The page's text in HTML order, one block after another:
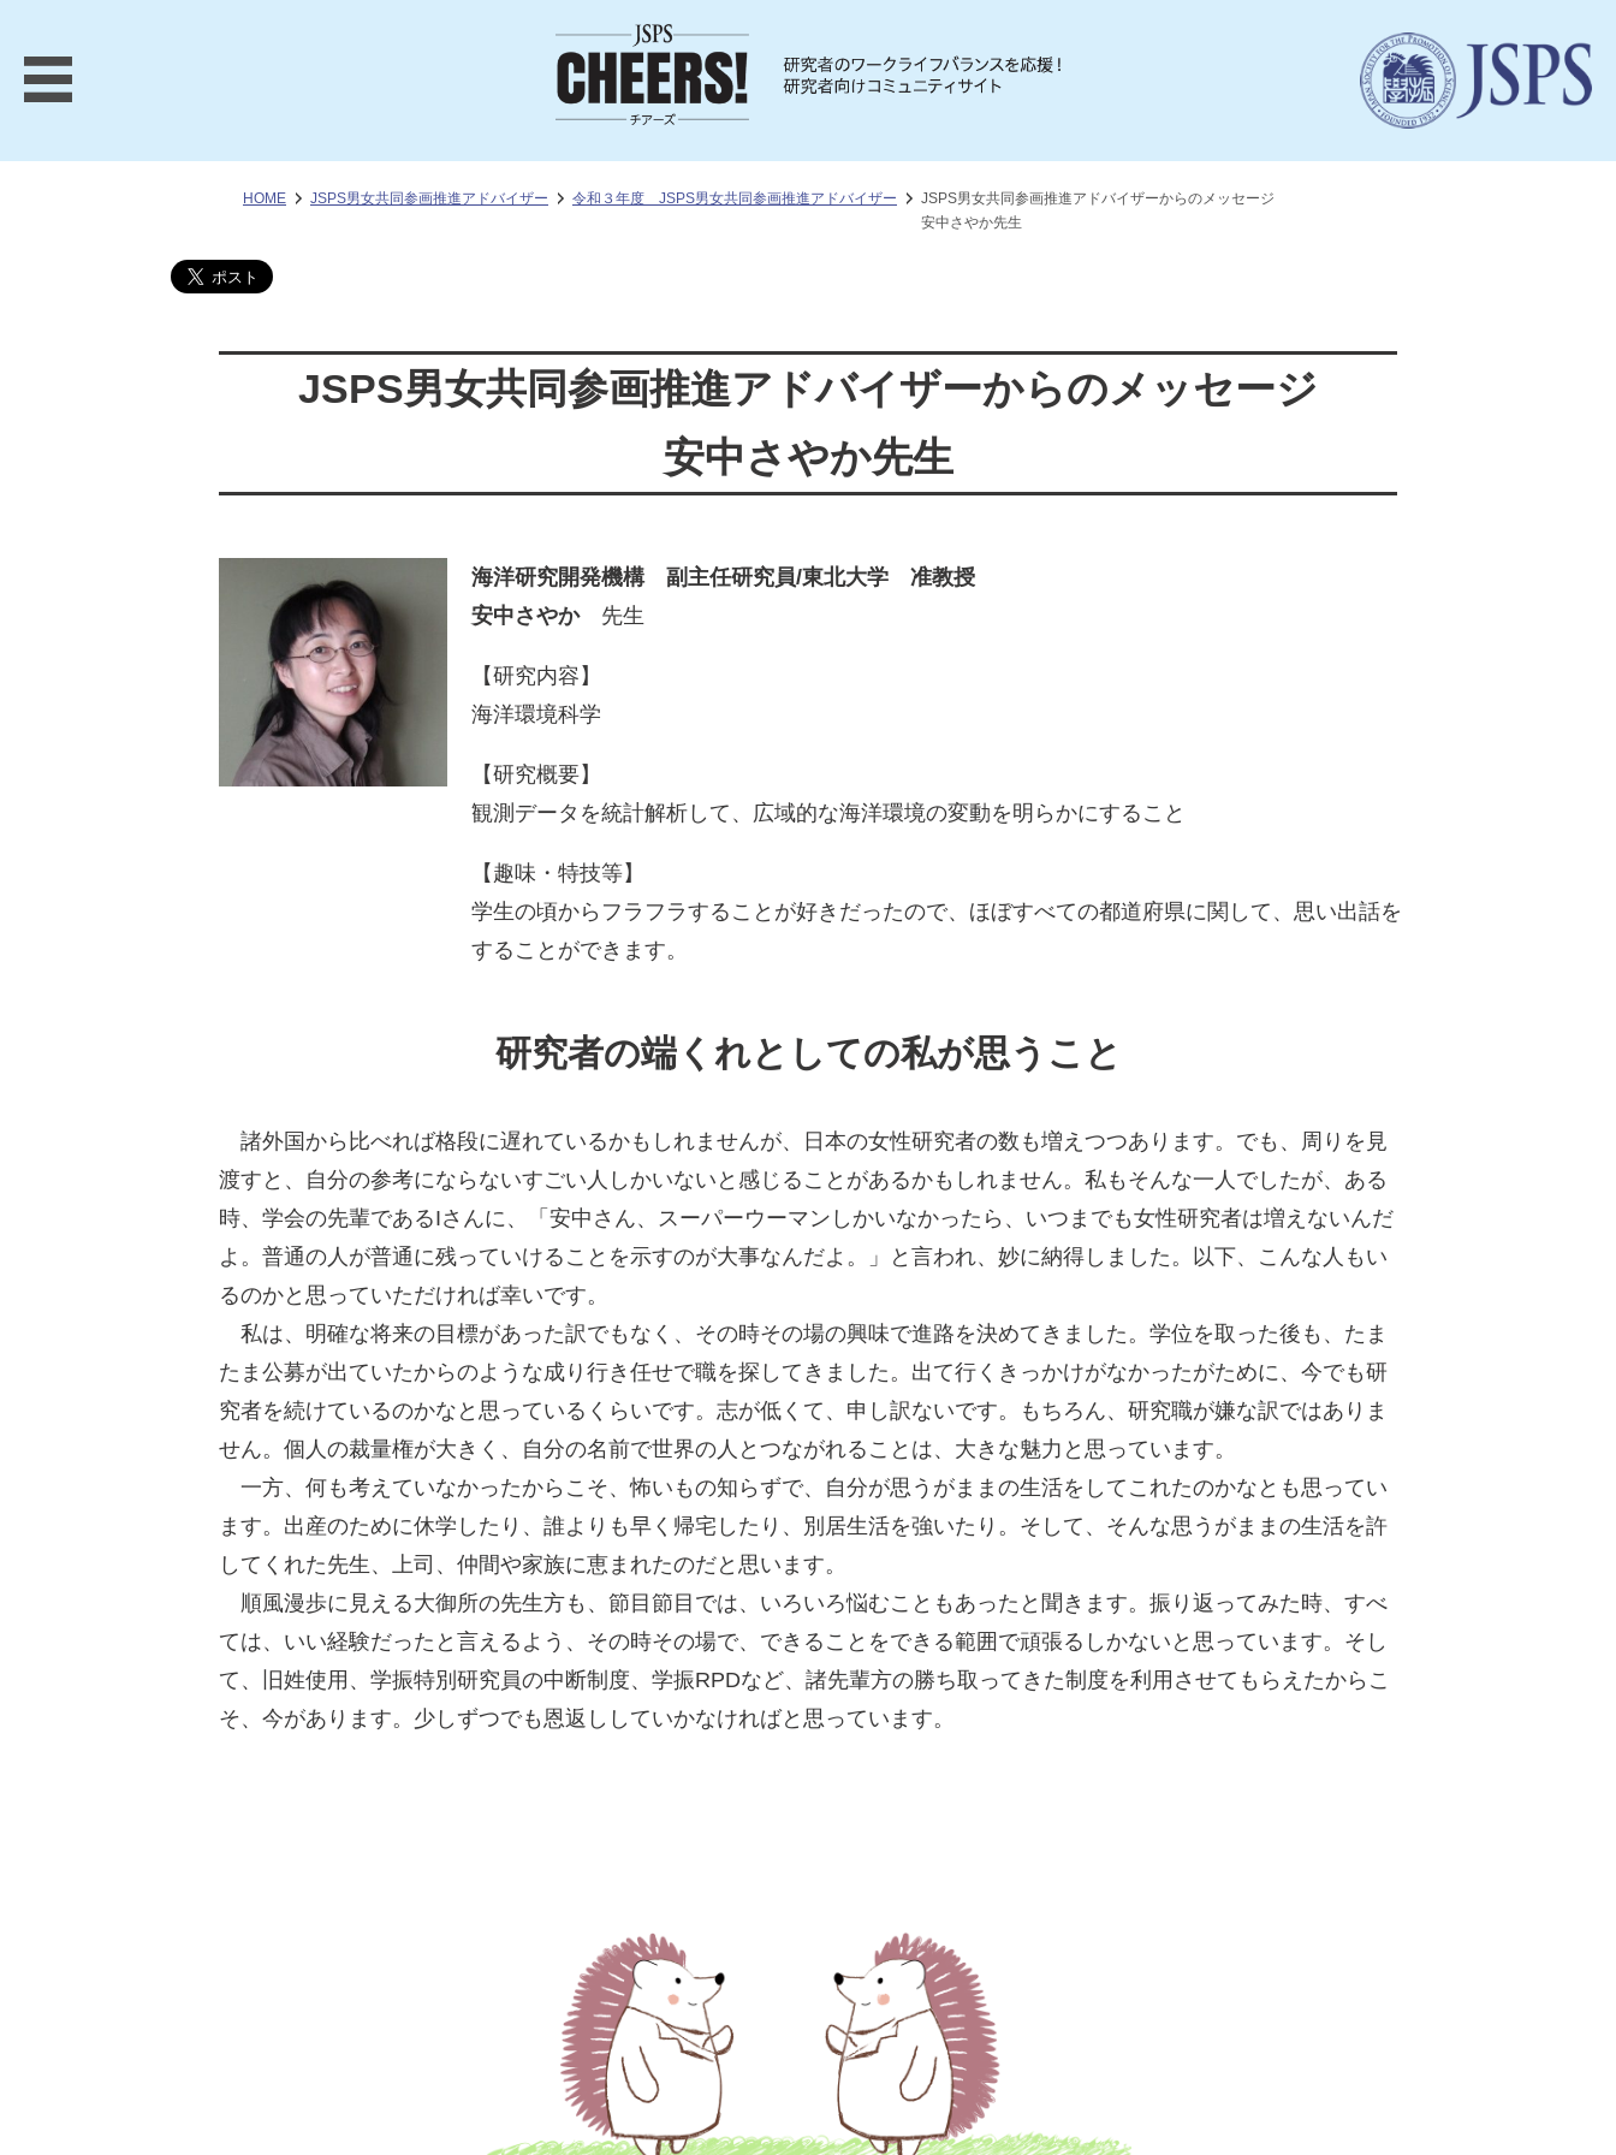
HOME JSPS男女共同参画推進アドバイザー 令和３年度 JSPS男女共同参画推進アドバイザー
JSPS男女共同参画推進アドバイザーからのメッセージ
安中さやか先生
JSPS男女共同参画推進アドバイザーからのメッセージ
安中さやか先生
海洋研究開発機構 副主任研究員/東北大学 准教授
安中さやか先生
【研究内容】
海洋環境科学
【研究概要】
観測データを統計解析して、広域的な海洋環境の変動を明らかにすること
【趣味・特技等】
学生の頃からフラフラすることが好きだったので、ほぼすべての都道府県に関して、思い出話を
することができます。
研究者の端くれとしての私が思うこと
諸外国から比べれば格段に遅れているかもしれませんが、日本の女性研究者の数も増えつつあります。でも、周りを見
渡すと、自分の参考にならないすごい人しかいないと感じることがあるかもしれません。私もそんな一人でしたが、ある
時、学会の先輩であるIさんに、「安中さん、スーパーウーマンしかいなかったら、いつまでも女性研究者は増えないんだ
よ。普通の人が普通に残っていけることを示すのが大事なんだよ。」と言われ、妙に納得しました。以下、こんな人もい
るのかと思っていただければ幸いです。
私は、明確な将来の目標があった訳でもなく、その時その場の興味で進路を決めてきました。学位を取った後も、たま
たま公募が出ていたからのような成り行き任せで職を探してきました。出て行くきっかけがなかったがために、今でも研
究者を続けているのかなと思っているくらいです。志が低くて、申し訳ないです。もちろん、研究職が嫌な訳ではありま
せん。個人の裁量権が大きく、自分の名前で世界の人とつながれることは、大きな魅力と思っています。
一方、何も考えていなかったからこそ、怖いもの知らずで、自分が思うがままの生活をしてこれたのかなとも思ってい
ます。出産のために休学したり、誰よりも早く帰宅したり、別居生活を強いたり。そして、そんな思うがままの生活を許
してくれた先生、上司、仲間や家族に恵まれたのだと思います。
順風漫歩に見える大御所の先生方も、節目節目では、いろいろ悩むこともあったと聞きます。振り返ってみた時、すべ
ては、いい経験だったと言えるよう、その時その場で、できることをできる範囲で頑張るしかないと思っています。そし
て、旧姓使用、学振特別研究員の中断制度、学振RPDなど、諸先輩方の勝ち取ってきた制度を利用させてもらえたからこ
そ、今があります。少しずつでも恩返ししていかなければと思っています。